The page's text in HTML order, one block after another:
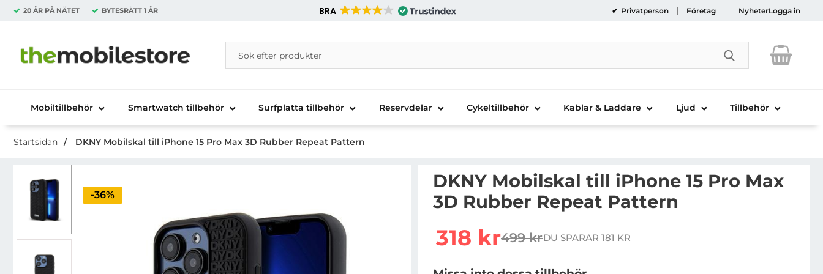
20 ÅR PÅ NÄTET BYTESRÄTT 1 ÅR BRA Privatperson Företag NyheterLogga in
Startsidan för Danira Telecom AB
Sök
Sök på Danira Telecom AB
Genomför
Mobiltillbehör Smartwatch tillbehör Surfplatta tillbehör Reservdelar Cykeltillbehör Kablar & Laddare Ljud Tillbehör
Startsidan DKNY Mobilskal till iPhone 15 Pro Max 3D Rubber Repeat Pattern
Priset är nedsatt med
-36%
DKNY Mobilskal till iPhone 15 Pro Max
3D Rubber Repeat Pattern
rea pris
318 krtidigare pris
499 krDU SPARAR 181 KR